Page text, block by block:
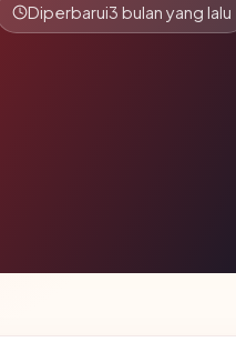
Diperbarui3 bulan yang lalu